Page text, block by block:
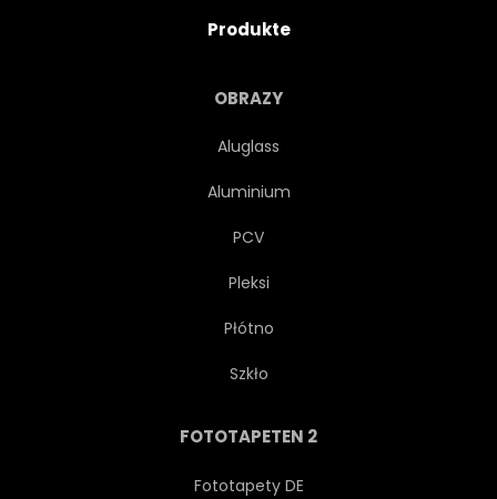
SATIN
Produkte
OBRAZY
Aluglass
Aluminium
PCV
Pleksi
Płótno
Szkło
FOTOTAPETEN 2
Fototapety DE